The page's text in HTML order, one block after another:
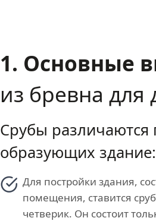
1. Основные
из бревна для
Срубы различаются
образующих здание:
Для постройки здания,
помещения, ставится
четверик. Он состоит